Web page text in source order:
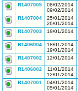
R1407005
08/02/2014
09/02/2014
R1407004
25/01/2014
26/01/2014
R1407003
19/01/2014
R1406004
18/01/2014
19/01/2014
R1407002
12/01/2014
R1406002
11/01/2014
12/01/2014
R1407001
04/01/2014
05/01/2014